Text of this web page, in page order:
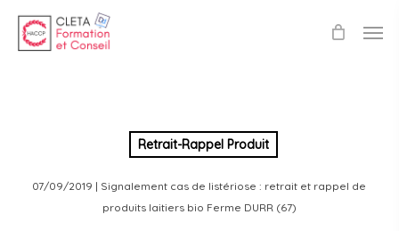
main
Retrait-Rappel Produit
07/09/2019 | Signalement cas de listériose : retrait et rappel de
produits laitiers bio Ferme DURR (67)